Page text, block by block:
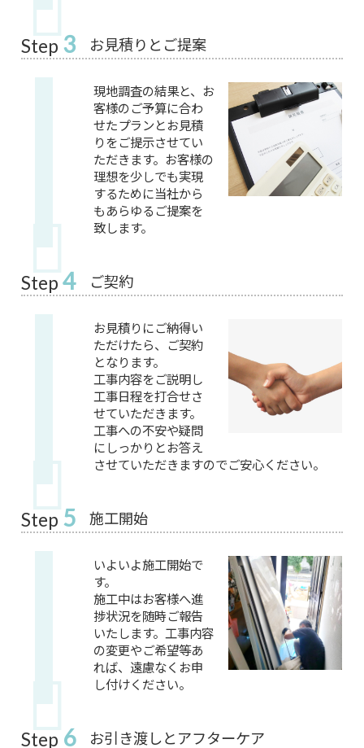
Step 3 お見積りとご提案
現地調査の結果と、お
客様のご予算に合わ
せたプランとお見積
りをご提示させてい
ただきます。お客様の
理想を少しでも実現
するために当社から
もあらゆるご提案を
致します。
Step 4 ご契約
お見積りにご納得い
ただけたら、ご契約
となります。
工事内容をご説明し
工事日程を打合せさ
せていただきます。
工事への不安や疑問
にしっかりとお答え
させていただきますのでご安心ください。
Step 5 施工開始
いよいよ施工開始で
す。
施工中はお客様へ進
捗状況を随時ご報告
いたします。工事内容
の変更やご希望等あ
れば、遠慮なくお申
し付けください。
Step 6 お引き渡しとアフターケア